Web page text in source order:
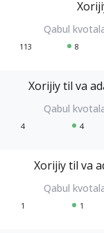
113 8
Xorijiy til va
4 4
Xorijiy til va
1 1